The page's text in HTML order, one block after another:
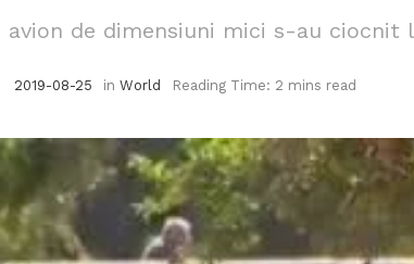
de dimensiuni mici s-au ciocnit
2019-08-25 in World Reading Time: 2 mins read